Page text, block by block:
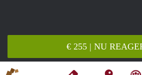
€ 255 | NU